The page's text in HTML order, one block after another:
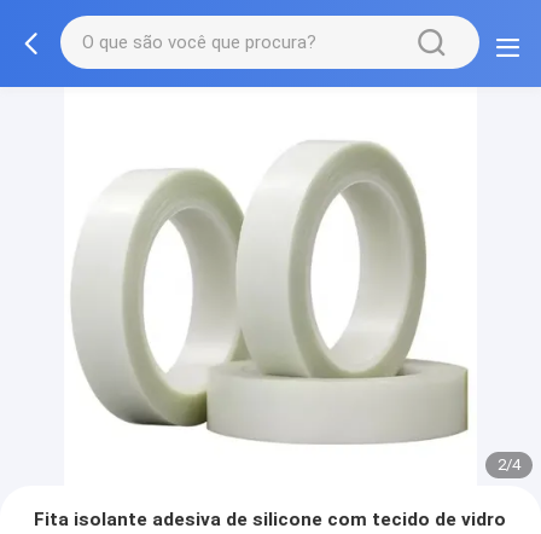
2/4
Fita isolante adesiva de silicone com tecido de vidro